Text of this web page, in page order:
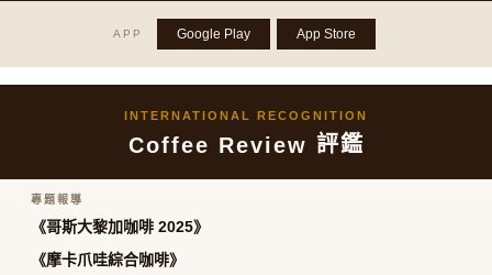
APP Google Play App Store
INTERNATIONAL RECOGNITION
Coffee Review 評鑑
專題報導
《哥斯大黎加咖啡 2025》
《摩卡爪哇綜合咖啡》